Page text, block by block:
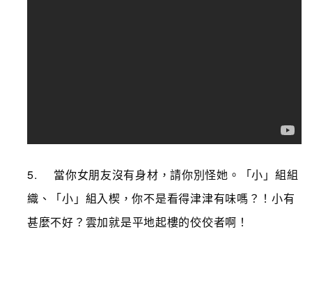
5. 當你女朋友沒有身材，請你別怪她。「小」組組
織、「小」組入楔，你不是看得津津有味嗎？！小有
甚麼不好 ？ 雲加就是平地起樓的佼佼者啊！